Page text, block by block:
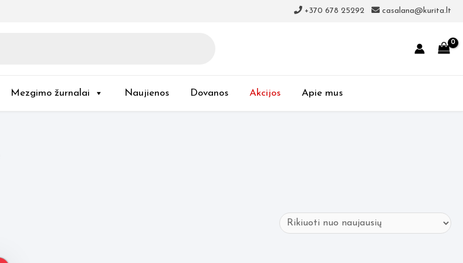
+370 678 25292 casalana@kurita.lt
Mezgimo žurnalai Naujienos Dovanos Akcijos Apie mus